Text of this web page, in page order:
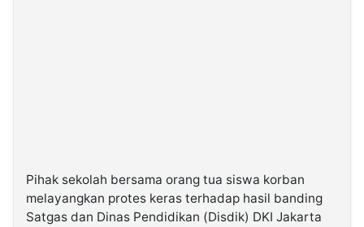
Pihak sekolah bersama orang tua siswa korban
melayangkan protes keras terhadap hasil banding
Satgas dan Dinas Pendidikan (Disdik) DKI Jakarta